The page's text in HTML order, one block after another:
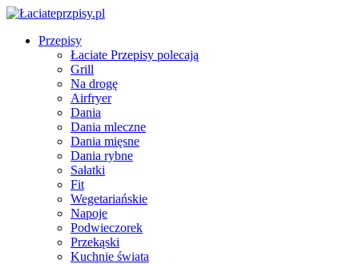
Przepisy
Łaciate Przepisy polecają
Grill
Na drogę
Airfryer
Dania
Dania mleczne
Dania mięsne
Dania rybne
Sałatki
Fit
Wegetariańskie
Napoje
Podwieczorek
Przekąski
Kuchnie świata